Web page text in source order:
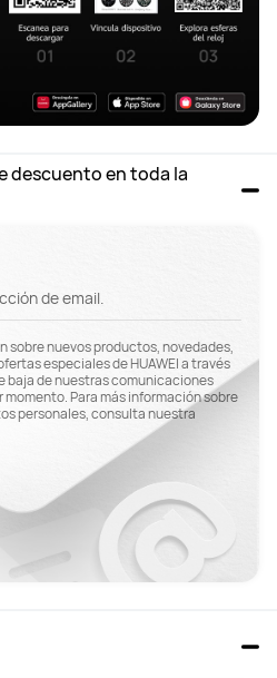
descuento en toda la
de email.
sobre nuevos productos, novedades,
especiales de HUAWEI a través
baja de nuestras comunicaciones
Para más información sobre
personales, consulta nuestra